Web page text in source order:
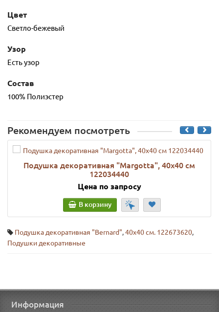
Цвет
Светло-бежевый
Узор
Есть узор
Состав
100% Полиэстер
Рекомендуем посмотреть
Подушка декоративная "Margotta", 40х40 см
122034440
Цена по запросу
В корзину
Подушка декоративная "Bernard",40х40 см. 122673620,
Подушки декоративные
Информация